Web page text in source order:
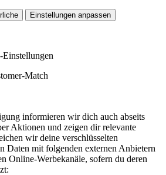
Einstellungen anpassen
Match
informieren wir dich auch abseits
Aktionen und zeigen dir relevante
wir deine verschlüsselten
Daten mit folgenden externen Anbietern
Online-Werbekanäle, sofern du deren